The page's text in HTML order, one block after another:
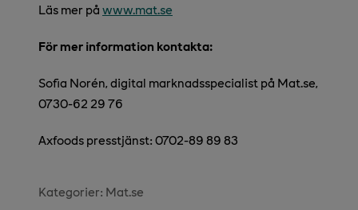
Läs mer på www.mat.se
För mer information kontakta:
Sofia Norén, digital marknadsspecialist på Mat.se,
0730-62 29 76
Axfoods presstjänst: 0702-89 89 83
Kategorier: Mat.se